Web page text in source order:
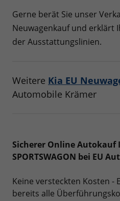
Gerne berät Sie unser
Neuwagenkauf und erklärt
der Ausstattungslinien.
Weitere Kia EU
Automobile Krämer
Sicherer Online Autokauf
SPORTSWAGON bei EU
Keine versteckten Kosten -
bereits alle